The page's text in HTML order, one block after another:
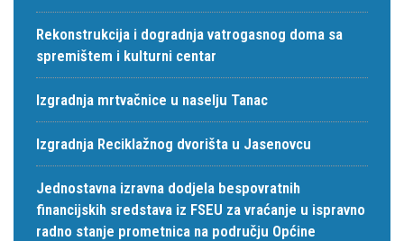
Rekonstrukcija i dogradnja vatrogasnog doma sa
spremištem i kulturni centar
Izgradnja mrtvačnice u naselju Tanac
Izgradnja Reciklažnog dvorišta u Jasenovcu
Jednostavna izravna dodjela bespovratnih
financijskih sredstava iz FSEU za vraćanje u ispravno
radno stanje prometnica na području Općine